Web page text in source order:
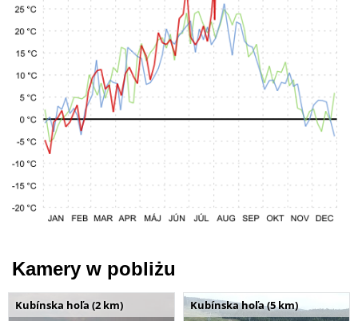
Kamery w pobliżu
Kubínska hoľa (2 km) Kubínska hoľa (5 km)